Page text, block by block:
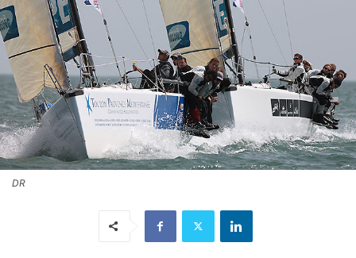
DR